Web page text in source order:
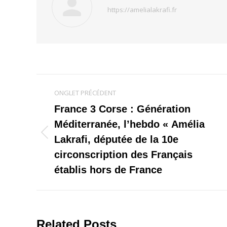
https://amelialakrafi.fr
Navigation
de
commentaire
ONGLET PRÉCÉDENT
Onglet
précédent
France 3 Corse : Génération
Méditerranée, l’hebdo « Amélia
Lakrafi, députée de la 10e
circonscription des Français
établis hors de France
Related Posts